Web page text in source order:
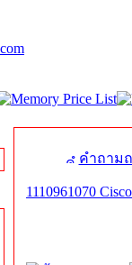
คำถาม
1110961070